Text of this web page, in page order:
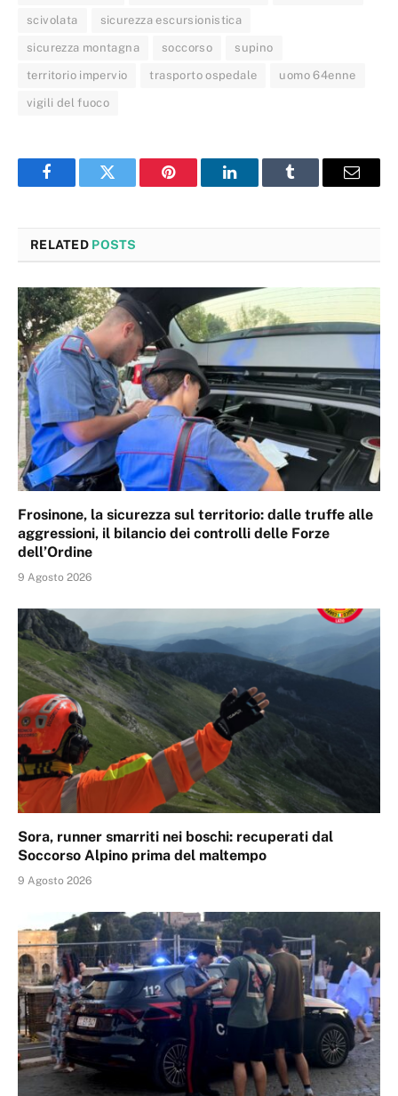
scivolata sicurezza escursionistica
sicurezza montagna soccorso supino
territorio impervio trasporto ospedale uomo 64enne
vigili del fuoco
FacebookTwitter Pinterest LinkedInTumblr Email
RELATED POSTS
Frosinone, la sicurezza sul territorio: dalle truffe alle
aggressioni, il bilancio dei controlli delle Forze
dell’Ordine
9 Agosto 2026
Sora, runner smarriti nei boschi: recuperati dal
Soccorso Alpino prima del maltempo
9 Agosto 2026